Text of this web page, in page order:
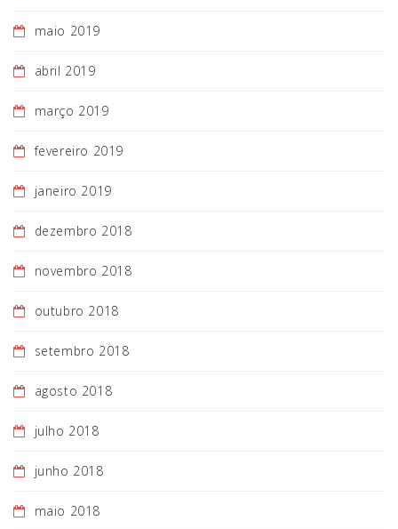
maio 2019
abril 2019
março 2019
fevereiro 2019
janeiro 2019
dezembro 2018
novembro 2018
outubro 2018
setembro 2018
agosto 2018
julho 2018
junho 2018
maio 2018